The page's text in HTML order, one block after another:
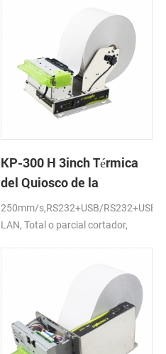
KP-300 H 3inch Térmica
del Quiosco de la
Impresora Módulo de
250mm/s,RS232+USB/
LAN, Total o parcial cortador,